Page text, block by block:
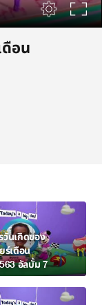
อน
นเกิดของ
ร์เดือน
อัลบั้ม 7